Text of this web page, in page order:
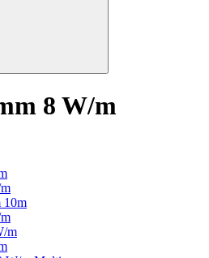
8 W/m
10m
m